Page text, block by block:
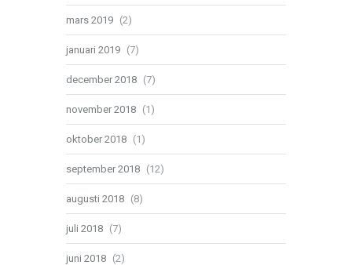
mars 2019 (2)
januari 2019 (7)
december 2018 (7)
november 2018 (1)
oktober 2018 (1)
september 2018 (12)
augusti 2018 (8)
juli 2018 (7)
juni 2018 (2)